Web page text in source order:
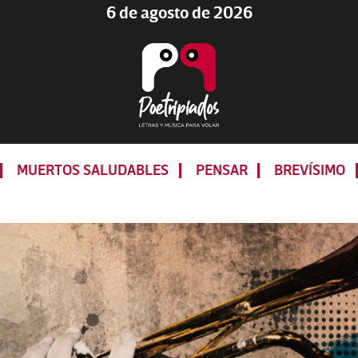
6 de agosto de 2026
LETRAS
Y
PARA
VOLAR
MUERTOS SALUDABLES PENSAR BREVÍSIMO